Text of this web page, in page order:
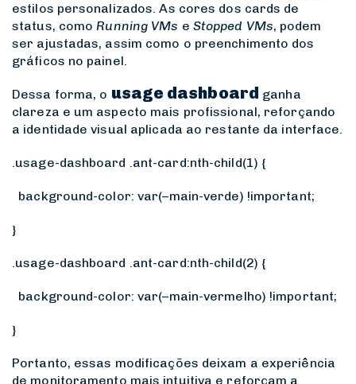
estilos personalizados. As cores dos cards de
status, comoRunning VMs e Stopped VMs, podem
ser ajustadas, assim como o preenchimento dos
gráficos no painel.
Dessa forma, o usage dashboard ganha
clareza e um aspecto mais profissional, reforçando
a identidade visual aplicada ao restante da interface.
.usage-dashboard .ant-card:nth-child(1) {
background-color: var(–main-verde) !important;
}
.usage-dashboard .ant-card:nth-child(2) {
background-color: var(–main-vermelho) !important;
}
Portanto, essas modificações deixam a experiência
de monitoramento mais intuitiva e reforçam a